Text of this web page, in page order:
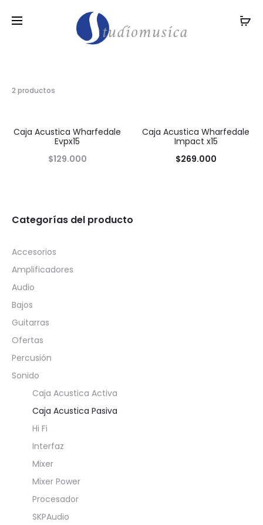
2 productos
Caja Acustica Wharfedale
Evpx15
$129.000
Caja Acustica Wharfedale
Impact x15
$269.000
Categorías del producto
Accesorios
Amplificadores
Audio
Bajos
Guitarras
Ofertas
Percusión
Sonido
Caja Acustica Activa
Caja Acustica Pasiva
Hi Fi
Interfaz
Mixer
Mixer Power
Procesador
SKPAudio